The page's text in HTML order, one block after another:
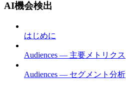
AI機会検出
はじめに
Audiences — 主要メトリクス
Audiences — セグメント分析